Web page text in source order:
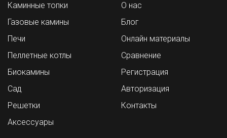
Каминные топки
Газовые камины
Печи
Пеллетные котлы
Биокамины
Сад
Решетки
Аксессуары
О нас
Блог
Онлайн материалы
Сравнение
Регистрация
Авторизация
Контакты